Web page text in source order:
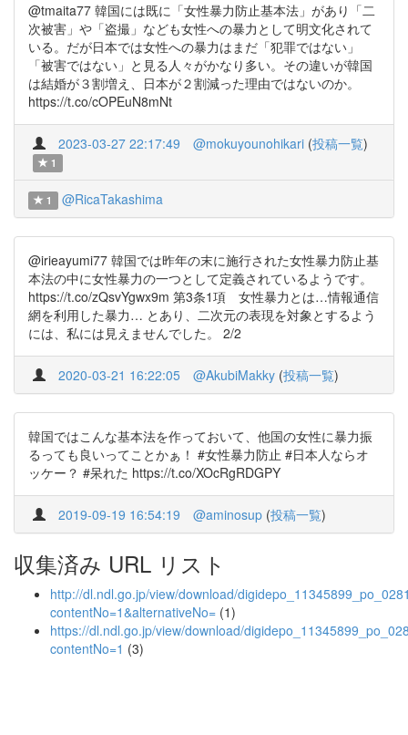
@tmaita77 韓国には既に「女性暴力防止基本法」があり「二
次被害」や「盗撮」なども女性への暴力として明文化されて
いる。だが日本では女性への暴力はまだ「犯罪ではない」
「被害ではない」と見る人々がかなり多い。その違いが韓国
は結婚が３割増え、日本が２割減った理由ではないのか。
https://t.co/cOPEuN8mNt
2023-03-27 22:17:49 @mokuyounohikari (投稿一覧)
1
1 @RicaTakashima
@irieayumi77 韓国では昨年の末に施行された女性暴力防止基
本法の中に女性暴力の一つとして定義されているようです。
https://t.co/zQsvYgwx9m 第3条1項 女性暴力とは…情報通信
網を利用した暴力… とあり、二次元の表現を対象とするよう
には、私には見えませんでした。 2/2
2020-03-21 16:22:05 @AkubiMakky (投稿一覧)
韓国ではこんな基本法を作っておいて、他国の女性に暴力振
るっても良いってことかぁ！ #女性暴力防止 #日本人ならオ
ッケー？ #呆れた https://t.co/XOcRgRDGPY
2019-09-19 16:54:19 @aminosup (投稿一覧)
収集済み URL リスト
http://dl.ndl.go.jp/view/download/
contentNo=1&alternativeNo= (1)
https://dl.ndl.go.jp/view/download/
contentNo=1 (3)